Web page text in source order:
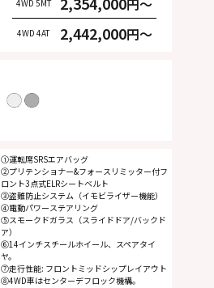
4WD 5MT 円～
4WD 4AT 2,442,000円～
①運転席SRSエアバッグ
②プリテンショナー&フォースリミッター付フ
ロント3点式ELRシートベルト
③盗難防止システム（イモビライザー機能）
④電動パワーステアリング
⑤スモークドガラス（スライドドア/バックド
ア）
⑥14インチスチールホイール、スペアタイ
ヤ。
⑦走行性能: フロントミッドシップレイアウト
⑧4WD車はセンターデフロック機構。